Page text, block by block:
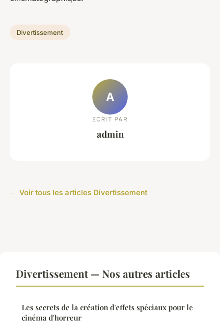
Divertissement
A
ECRIT PAR
admin
← Voir tous les articles Divertissement
Divertissement — Nos autres articles
Les secrets de la création d'effets spéciaux pour le
cinéma d'horreur